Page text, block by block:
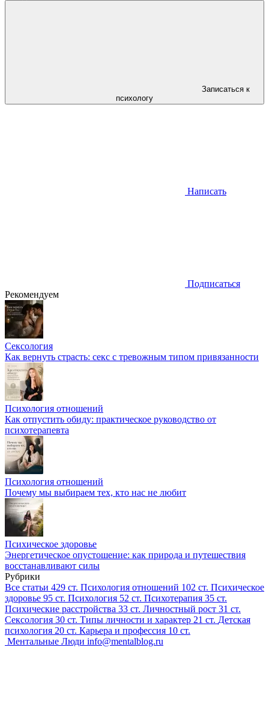
психологу
Написать
Подписаться
Рекомендуем
Сексология
Как вернуть страсть: секс с тревожным типом привязанности
Психология отношений
Как отпустить обиду: практическое руководство от
психотерапевта
Психология отношений
Почему мы выбираем тех, кто нас не любит
Психическое здоровье
Энергетическое опустошение: как природа и путешествия
восстанавливают силы
Рубрики
Все статьи 429 ст. Психология отношений 102 ст. Психическое
здоровье 95 ст. Психология 52 ст. Психотерапия 35 ст.
Психические расстройства 33 ст. Личностный рост 31 ст.
Сексология 30 ст. Типы личности и характер 21 ст. Детская
психология 20 ст. Карьера и профессия 10 ст.
Ментальные Люди info@mentalblog.ru